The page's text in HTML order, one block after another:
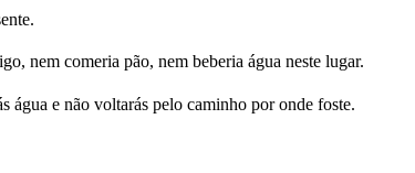
nem comeria pão, nem beberia água neste lugar.
água e não voltarás pelo caminho por onde foste.